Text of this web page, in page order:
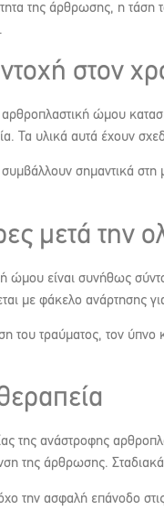
της άρθρωσης, η
στον
ώμου
Τα υλικά αυτά έχουν
σημαντικά στη
μετά την
ώμου είναι συνήθως
με φάκελο ανάρτησης
του τραύματος, τον
της ανάστροφης
της άρθρωσης.
την ασφαλή επάνοδο